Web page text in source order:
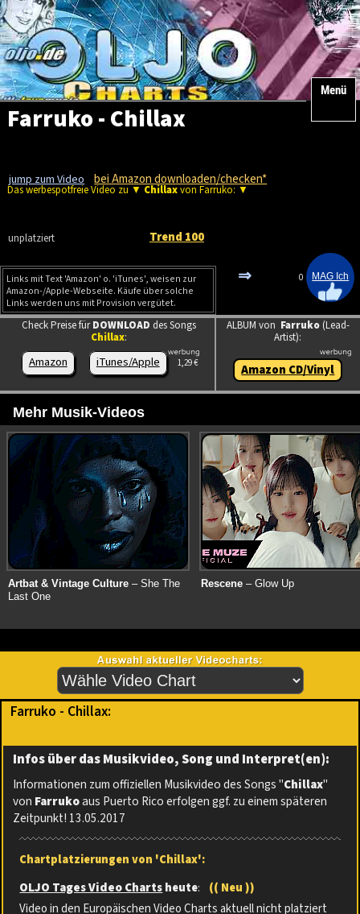
Menü
Farruko - Chillax
jump zum Video bei Amazon downloaden/checken*
Das werbespotfreie Video zu ▼ Chillaxvon Farruko: ▼
unplatziert Trend 100
Links mit Text 'Amazon' o. 'iTunes', weisen zur
Amazon-/Apple-Webseite. Käufe über solche
Links werden uns mit Provision vergütet.
⇒ 0
Check Preise fürDOWNLOAD des Songs
Chillax:
Amazon iTunes/Apple 1,29 €
ALBUM von Farruko(Lead-
Artist):
Amazon CD/Vinyl
Mehr Musik-Videos
Artbat & Vintage Culture – She The
Last One
Rescene – Glow Up
Farruko - Chillax:
Infos über das Musikvideo, Song und Interpret(en):
Informationen zum offiziellen Musikvideo des Songs "Chillax"
von Farrukoaus Puerto Rico erfolgen ggf. zu einem späteren
Zeitpunkt! 13.05.2017
Chartplatzierungen von 'Chillax':
OLJO Tages Video Chartsheute:
(( Neu ))
Video in den Europäischen Video Charts aktuell nicht platziert